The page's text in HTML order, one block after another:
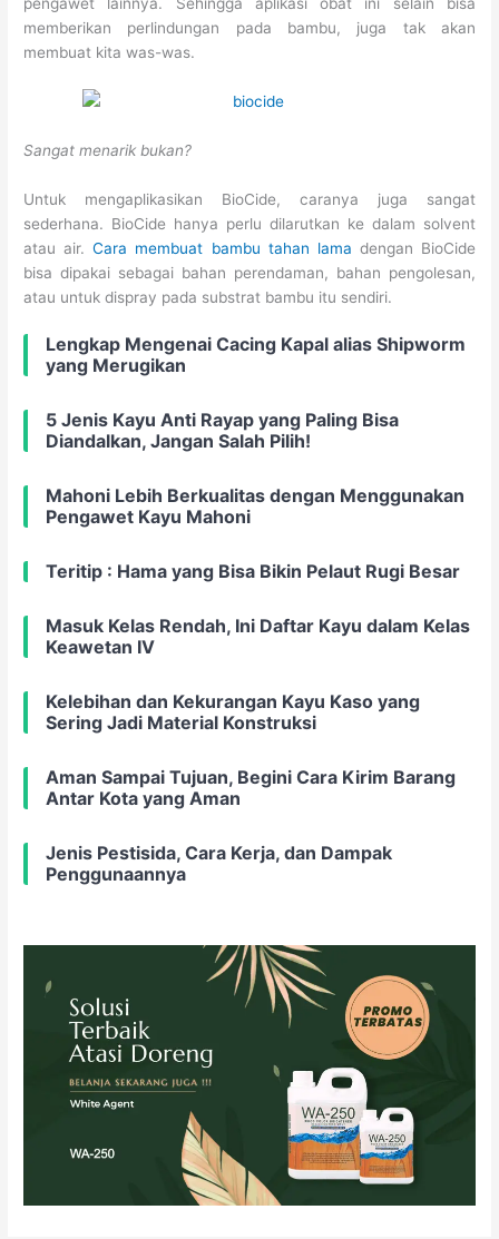
memberikan perlindungan pada bambu, juga tak akan
membuat kita was-was.
Sangat menarik bukan?
Untuk mengaplikasikan BioCide, caranya juga sangat
sederhana. BioCide hanya perlu dilarutkan ke dalam solvent
atau air.Cara membuat bambu tahan lama dengan BioCide
bisa dipakai sebagai bahan perendaman, bahan pengolesan,
atau untuk dispray pada substrat bambu itu sendiri.
Lengkap Mengenai Cacing Kapal alias Shipworm
yang Merugikan
5 Jenis Kayu Anti Rayap yang Paling Bisa
Diandalkan, Jangan Salah Pilih!
Mahoni Lebih Berkualitas dengan Menggunakan
Pengawet Kayu Mahoni
Teritip : Hama yang Bisa Bikin Pelaut Rugi Besar
Masuk Kelas Rendah, Ini Daftar Kayu dalam Kelas
Keawetan IV
Kelebihan dan Kekurangan Kayu Kaso yang
Sering Jadi Material Konstruksi
Aman Sampai Tujuan, Begini Cara Kirim Barang
Antar Kota yang Aman
Jenis Pestisida, Cara Kerja, dan Dampak
Penggunaannya